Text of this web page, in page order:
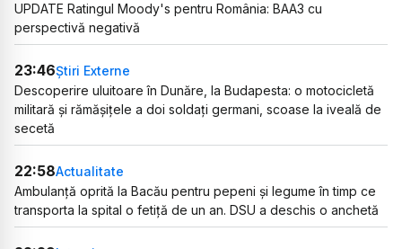
UPDATE Ratingul Moody's pentru România: BAA3 cu
perspectivă negativă
23:46Știri Externe
Descoperire uluitoare în Dunăre, la Budapesta: o motocicletă
militară și rămășițele a doi soldați germani, scoase la iveală de
secetă
22:58Actualitate
Ambulanță oprită la Bacău pentru pepeni și legume în timp ce
transporta la spital o fetiță de un an. DSU a deschis o anchetă